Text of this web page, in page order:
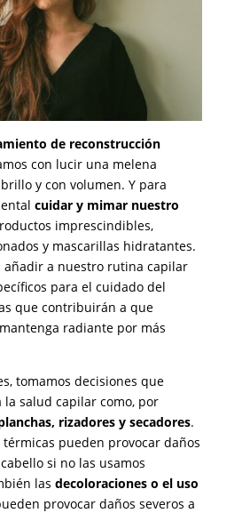
de reconstrucción
con lucir una melena
y con volumen. Y para
cuidar y mimar nuestro
imprescindibles,
y mascarillas hidratantes.
añadir a nuestro rutina capilar
para el cuidado del
que contribuirán a que
radiante por más
tomamos decisiones que
la salud capilar como, por
rizadores y secadores.
pueden provocar daños
si no las usamos
las decoloraciones o el uso
provocar daños severos a